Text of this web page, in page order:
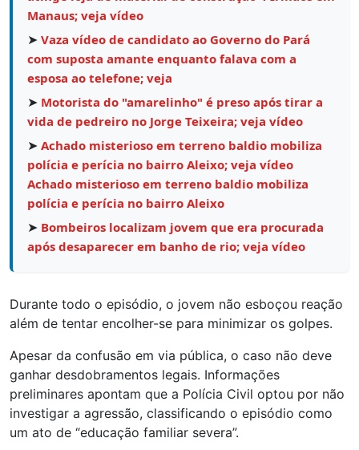
Manaus; veja vídeo
➤ Vaza vídeo de candidato ao Governo do Pará
com suposta amante enquanto falava com a
esposa ao telefone; veja
➤ Motorista do "amarelinho" é preso após tirar a
vida de pedreiro no Jorge Teixeira; veja vídeo
➤ Achado misterioso em terreno baldio mobiliza
polícia e perícia no bairro Aleixo; veja vídeo
Achado misterioso em terreno baldio mobiliza
polícia e perícia no bairro Aleixo
➤ Bombeiros localizam jovem que era procurada
após desaparecer em banho de rio; veja vídeo
Durante todo o episódio, o jovem não esboçou reação
além de tentar encolher-se para minimizar os golpes.
Apesar da confusão em via pública, o caso não deve
ganhar desdobramentos legais. Informações
preliminares apontam que a Polícia Civil optou por não
investigar a agressão, classificando o episódio como
um ato de “educação familiar severa”.